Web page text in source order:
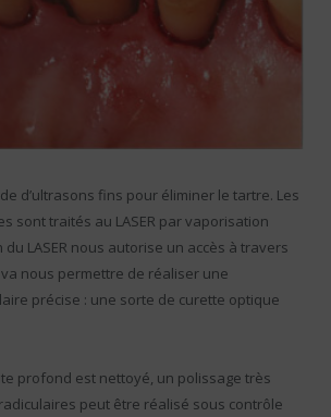
d’ultrasons fins pour éliminer le tartre. Les
sont traités au LASER par vaporisation
du LASER nous autorise un accès à travers
nous permettre de réaliser une
précise : une sorte de curette optique
profond est nettoyé, un polissage très
peut être réalisé sous contrôle